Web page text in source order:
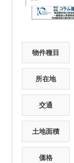
物件種目
所在地
交通
土地面積
価格